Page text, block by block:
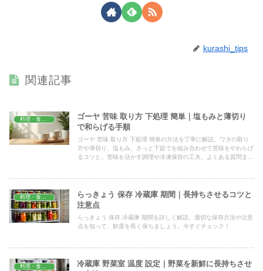
kurashi_tips
関連記事
料理・食材保存
ゴーヤ 苦味 取り方 下処理 簡単｜塩もみと薄切り
で和らげる手順
ゴーヤ 苦味 取り方 下処理 簡単の方法を丁寧に解説。ワタの取り
方や薄切り、塩もみ、さっと下茹でを組み合わせて苦味をやわらげ
るコツと、苦味を活かす調理や冷凍保存の工夫、よくある質問ま
料理・食材保存
らっきょう 保存 冷蔵庫 期間｜長持ちさせるコツと
注意点
らっきょう 保存 冷蔵庫 期間を詳しく解説。適切な保存方法や注意
点を知って、鮮度を長く保ちましょう。今すぐチェック！
料理・食材保存
冷蔵庫 野菜室 温度 設定｜野菜を新鮮に長持ちさせ